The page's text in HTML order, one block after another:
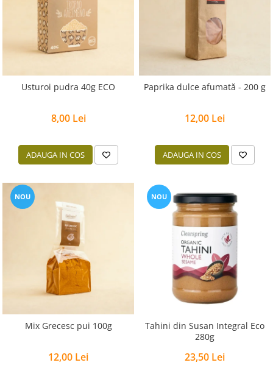
Usturoi pudra 40g ECO
8,00 Lei
ADAUGA IN COS
Paprika dulce afumată - 200 g
12,00 Lei
ADAUGA IN COS
NOU
Mix Grecesc pui 100g
12,00 Lei
NOU
Tahini din Susan Integral Eco
280g
23,50 Lei